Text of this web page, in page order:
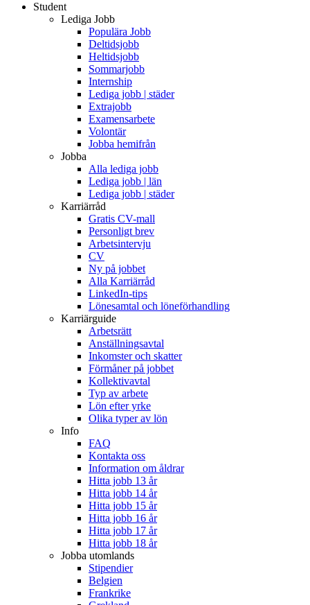
Student
Lediga Jobb
Populära Jobb
Deltidsjobb
Heltidsjobb
Sommarjobb
Internship
Lediga jobb | städer
Extrajobb
Examensarbete
Volontär
Jobba hemifrån
Jobba
Alla lediga jobb
Lediga jobb | län
Lediga jobb | städer
Karriärråd
Gratis CV-mall
Personligt brev
Arbetsintervju
CV
Ny på jobbet
Alla Karriärråd
LinkedIn-tips
Lönesamtal och löneförhandling
Karriärguide
Arbetsrätt
Anställningsavtal
Inkomster och skatter
Förmåner på jobbet
Kollektivavtal
Typ av arbete
Lön efter yrke
Olika typer av lön
Info
FAQ
Kontakta oss
Information om åldrar
Hitta jobb 13 år
Hitta jobb 14 år
Hitta jobb 15 år
Hitta jobb 16 år
Hitta jobb 17 år
Hitta jobb 18 år
Jobba utomlands
Stipendier
Belgien
Frankrike